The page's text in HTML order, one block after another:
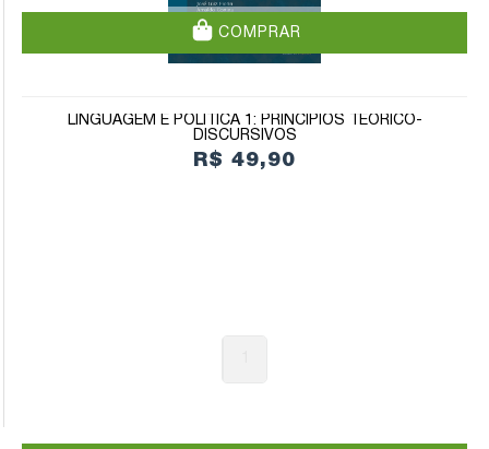
COMPRAR
LINGUAGEM E POLÍTICA 1: PRINCÍPIOS TEÓRICO-
DISCURSIVOS
R$ 49,90